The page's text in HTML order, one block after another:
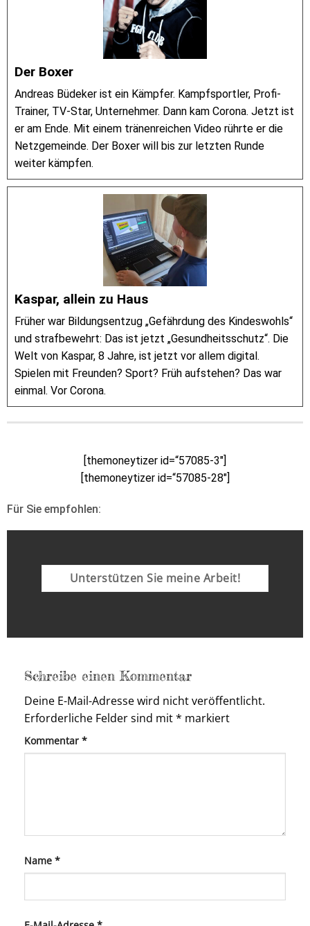
Der Boxer
Andreas Büdeker ist ein Kämpfer. Kampfsportler, Profi-
Trainer, TV-Star, Unternehmer. Dann kam Corona. Jetzt ist
er am Ende. Mit einem tränenreichen Video rührte er die
Netzgemeinde. Der Boxer will bis zur letzten Runde
weiter kämpfen.
Kaspar, allein zu Haus
Früher war Bildungsentzug „Gefährdung des Kindeswohls“
und strafbewehrt: Das ist jetzt „Gesundheitsschutz“. Die
Welt von Kaspar, 8 Jahre, ist jetzt vor allem digital.
Spielen mit Freunden? Sport? Früh aufstehen? Das war
einmal. Vor Corona.
[themoneytizer id=“57085-3″]
[themoneytizer id=“57085-28″]
Für Sie empfohlen:
Unterstützen Sie meine Arbeit!
Schreibe einen Kommentar
Deine E-Mail-Adresse wird nicht veröffentlicht.
Erforderliche Felder sind mit* markiert
Kommentar *
Name *